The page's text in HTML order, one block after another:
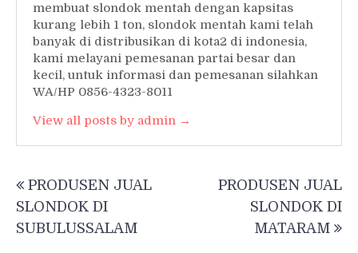
membuat slondok mentah dengan kapsitas
kurang lebih 1 ton, slondok mentah kami telah
banyak di distribusikan di kota2 di indonesia,
kami melayani pemesanan partai besar dan
kecil, untuk informasi dan pemesanan silahkan
WA/HP 0856-4323-8011
View all posts by admin →
navigation
PRODUSEN JUAL
SLONDOK DI
SUBULUSSALAM
PRODUSEN JUAL
SLONDOK DI
MATARAM